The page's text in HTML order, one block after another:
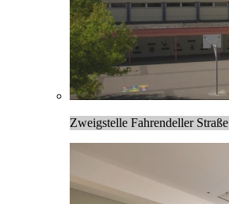
Zweigstelle Fahrendeller Straße